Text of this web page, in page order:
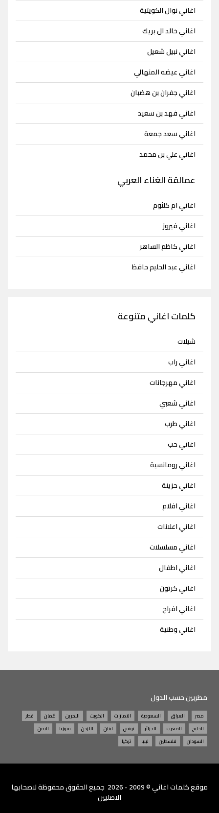
اغاني نوال الكويتية
اغاني خالد ال بريك
اغاني نبيل شعيل
اغاني عيضه المنهالي
اغاني جفران بن هضبان
اغاني فهد بن سعيد
اغاني سعد جمعة
اغاني علي بن محمد
عمالقة الغناء العربي
اغاني ام كلثوم
اغاني فيروز
اغاني كاظم الساهر
اغاني عبد الحليم حافظ
كلمات اغاني متنوعة
شيلات
اغاني راب
اغاني مهرجانات
اغاني شعبي
اغاني طرب
اغاني حب
اغاني رومانسية
اغاني حزينة
اغاني افلام
اغاني اعلانات
اغاني مسلسلات
اغاني اطفال
اغاني كرتون
اغاني افراح
اغاني وطنية
مطربين حسب الدول
مصر العراق السعودية الامارات الكويت البحرين عُمان
قطر
الخليج
المغرب الجزائر تونس لبنان الاردن سوريا
اليمن
السودان
فلسطين ليبيا تركيا
موقعكلمات اغاني
© 2009 - 2026 جميع الحقوق محفوظة لاصحابها
الاصليين